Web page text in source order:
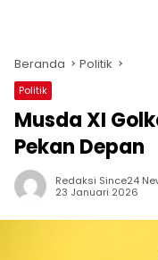
Beranda Politik
Politik
Musda XI
Pekan Depan
Redaksi Since24
23 Januari 2026